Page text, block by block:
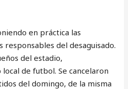
en práctica las
responsables del desaguisado.
del estadio,
de futbol. Se cancelaron
del domingo, de la misma